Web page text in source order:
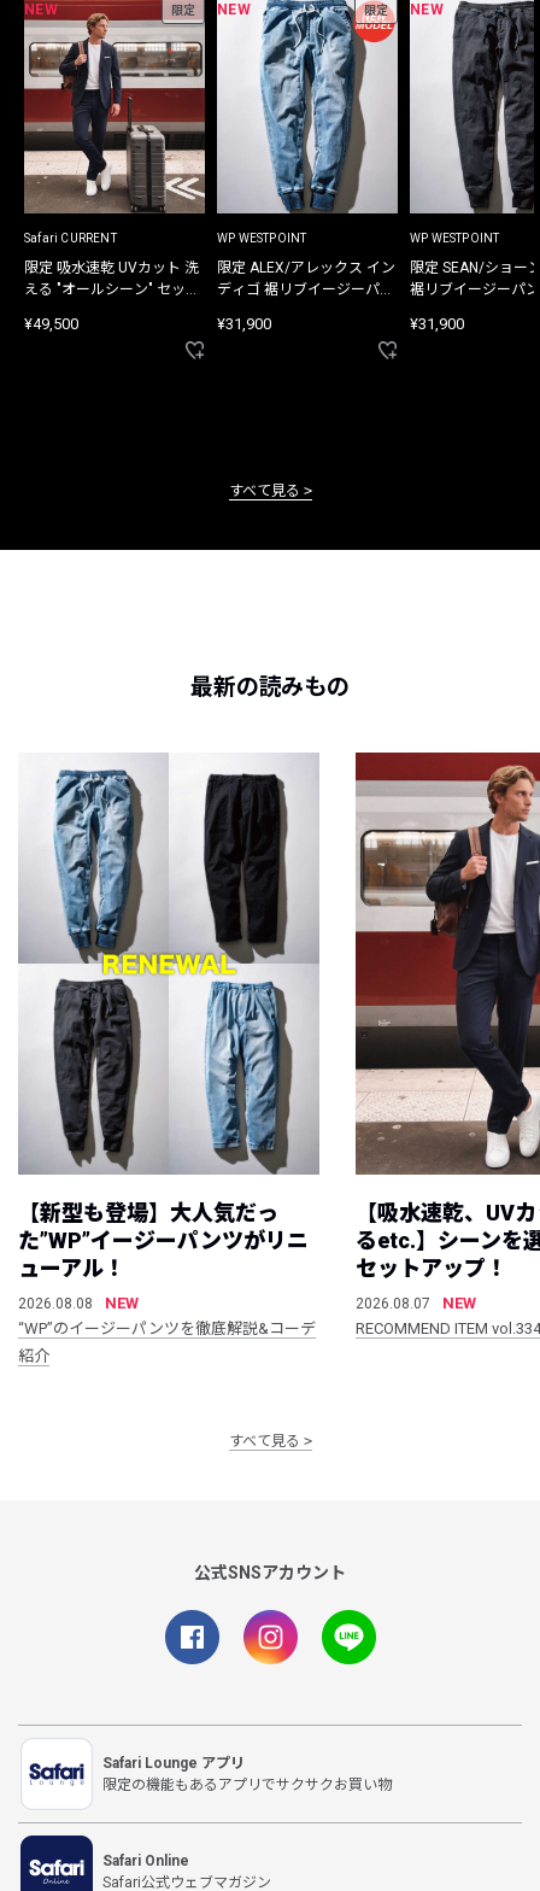
NEW 限定
Safari CURRENT
限定 吸水速乾 UVカット 洗
える "オールシーン" セット
¥49,500
NEW 限定
WP WESTPOINT
限定 ALEX/アレックス イン
ディゴ 裾リブイージーパン
¥31,900
NEW
WP WESTPOINT
限定 SEAN/ショー
裾リブイージーパ
¥31,900
すべて見る
最新の読みもの
【新型も登場】大人気だっ
た”WP”イージーパンツがリニ
ューアル！
2026.08.08
NEW
“WP”のイージーパンツを徹底解説&コーデ
紹介
【吸水速乾、UV
るetc.】シーンを
セットアップ！
2026.08.07
NEW
RECOMMEND ITEM vol.334
すべて見る
公式SNSアカウント
Safari Lounge アプリ
限定の機能もあるアプリでサクサクお買い物
Safari Online
Safari公式ウェブマガジン